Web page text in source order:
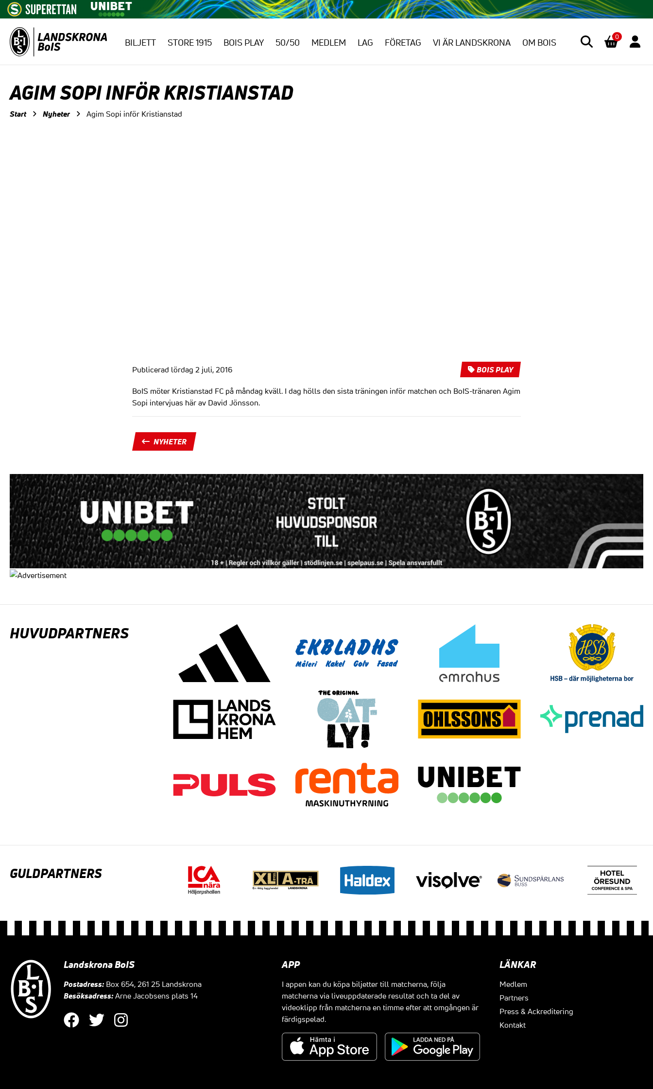
BILJETT STORE 1915 BOIS PLAY 50/50 MEDLEM LAG FÖRETAG VI ÄR LANDSKRONA OM BOIS
0
AGIM SOPI INFÖR KRISTIANSTAD
Start Nyheter Agim Sopi inför Kristianstad
Publicerad lördag 2 juli, 2016 BOIS PLAY
BoIS möter Kristianstad FC på måndag kväll. I dag hölls den sista träningen inför matchen och BoIS-tränaren Agim
Sopi intervjuas här av David Jönsson.
NYHETER
HUVUDPARTNERS
GULDPARTNERS
Landskrona BoIS
Postadress:Box 654, 261 25 Landskrona
Besöksadress:Arne Jacobsens plats 14
APP
I appen kan du köpa biljetter till matcherna, följa
matcherna via liveuppdaterade resultat och ta del av
videoklipp från matcherna en timme efter att omgången är
färdigspelad.
LÄNKAR
Medlem
Partners
Press & Ackreditering
Kontakt